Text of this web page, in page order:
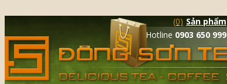
(0) Sản phẩm
Hotline 0903 650 999